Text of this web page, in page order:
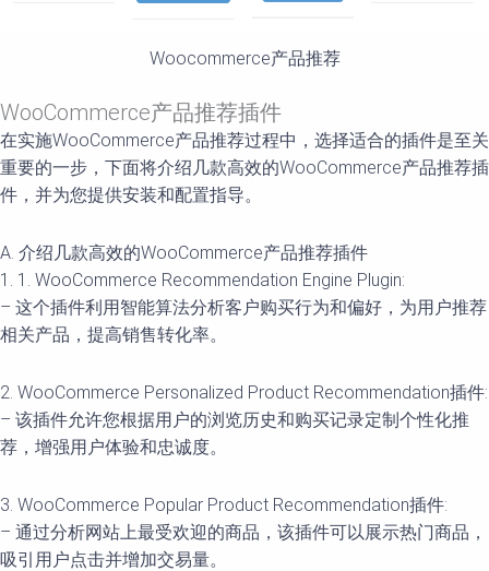
Woocommerce产品推荐
WooCommerce产品推荐插件
在实施WooCommerce产品推荐过程中，选择适合的插件是至关
重要的一步，下面将介绍几款高效的WooCommerce产品推荐插
件，并为您提供安装和配置指导。
A. 介绍几款高效的WooCommerce产品推荐插件
1. 1. WooCommerce Recommendation Engine Plugin:
– 这个插件利用智能算法分析客户购买行为和偏好，为用户推荐
相关产品，提高销售转化率。
2. WooCommerce Personalized Product Recommendation插件:
– 该插件允许您根据用户的浏览历史和购买记录定制个性化推
荐，增强用户体验和忠诚度。
3. WooCommerce Popular Product Recommendation插件:
– 通过分析网站上最受欢迎的商品，该插件可以展示热门商品，
吸引用户点击并增加交易量。